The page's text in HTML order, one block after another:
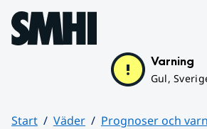
Hoppa till sidans innehåll
Varning
Gul,
Start Väder
Prognoser och